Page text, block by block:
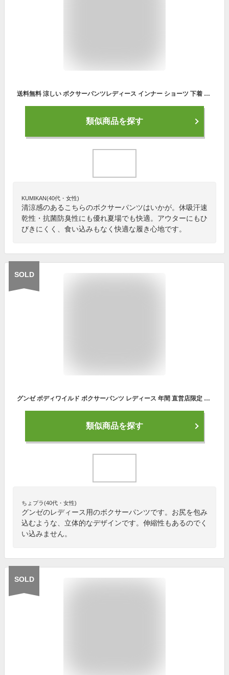
送料無料 涼しい ボクサーパンツレディース インナー ショーツ 下着 蒸れない ドライ サラサラ 爽やか 涼感 冷感 抗菌 防臭 速乾 吸汗 立体 夏 ぴったりフィット ストレスフリー 響きにくい 食い込まない フィット ストレッチ シンプル 浅履き ブラック グレー cool silver
類似商品を探す
KUMIKAN(40代・女性)
清涼感のあるこちらのボクサーパンツはいかが。休吸汗速
乾性・抗菌防臭性にも優れ夏場でも快適。アウターにもひ
びきにくく、食い込みもなく快適な履き心地です。
SOLD
グンゼ ボディワイルド ボクサーパンツ レディース 年間 直営店限定 立体成型 婦人 下着 ボクサーショーツ ボックスショーツ ボーイレングス 1分丈 伸びる ヴィンテージデニム かわいい M-L BODY WILD BHS188U GUNZE13
類似商品を探す
ちょプラ(40代・女性)
グンゼのレディース用のボクサーパンツです。お尻を包み
込むような、立体的なデザインです。伸縮性もあるのでく
い込みません。
SOLD